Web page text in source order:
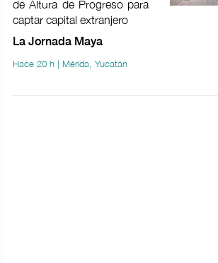
de Altura de Progreso para
captar capital extranjero
La Jornada Maya
Hace 20 h | Mérida, Yucatán